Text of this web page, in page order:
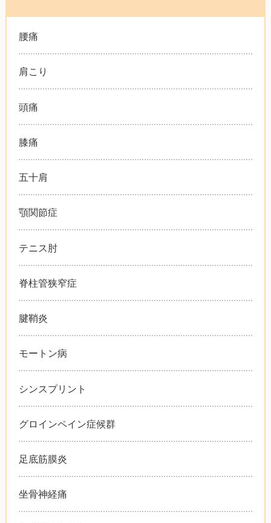
腰痛
肩こり
頭痛
膝痛
五十肩
顎関節症
テニス肘
脊柱管狭窄症
腱鞘炎
モートン病
シンスプリント
グロインペイン症候群
足底筋膜炎
坐骨神経痛